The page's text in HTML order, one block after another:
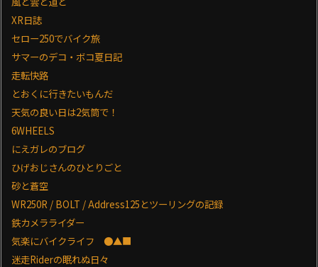
XR日誌
セロー250でバイク旅
サマーのデコ・ボコ夏日記
走転快路
とおくに行きたいもんだ
天気の良い日は2気筒で！
6WHEELS
にえガレのブログ
ひげおじさんのひとりごと
砂と蒼空
WR250R / BOLT / Address125とツーリングの記録
鉄カメラライダー
気楽にバイクライフ ●▲■
迷走Riderの眠れぬ日々